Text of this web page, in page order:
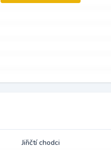
Jiřičtí chodci